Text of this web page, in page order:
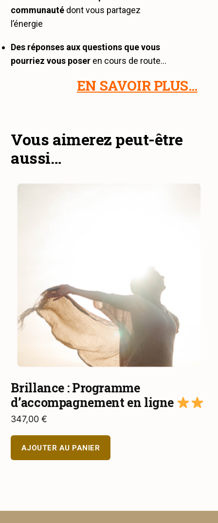
communauté dont vous partagez
l’énergie
Des réponses aux questions que vous
pourriez vous poser en cours de route…
EN SAVOIR PLUS…
Vous aimerez peut-être
aussi…
Brillance : Programme
d’accompagnement en ligne
347,00€
AJOUTER AU PANIER